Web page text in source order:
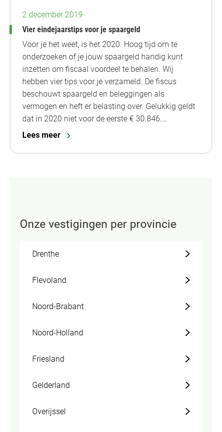
2 december 2019
Vier eindejaarstips voor je spaargeld
Voor je het weet, is het 2020. Hoog tijd om te
onderzoeken of je jouw spaargeld handig kunt
inzetten om fiscaal voordeel te behalen. Wij
hebben vier tips voor je verzameld. De fiscus
beschouwt spaargeld en beleggingen als
vermogen en heft er belasting over. Gelukkig geldt
dat in 2020 niet voor de eerste € 30.846.…
Lees meer
Onze vestigingen per provincie
Drenthe
Flevoland
Noord-Brabant
Noord-Holland
Friesland
Gelderland
Overijssel